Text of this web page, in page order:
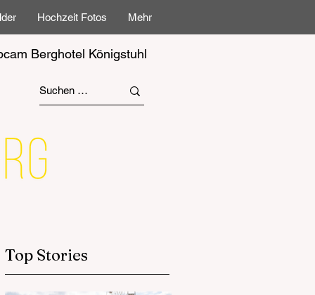
Hochzeit Fotos Mehr
Berghotel Königstuhl
Top Stories